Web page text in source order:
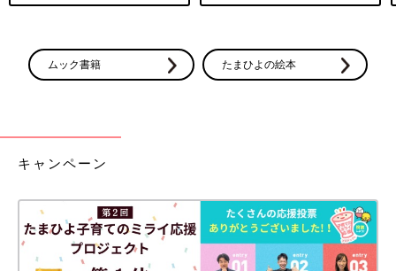
ムック書籍 たまひよの絵本
キャンペーン